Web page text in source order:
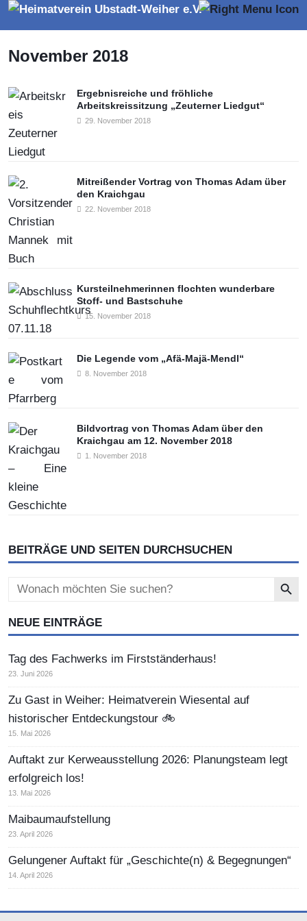
November 2018
Ergebnisreiche und fröhliche
Arbeitskreissitzung „Zeuterner Liedgut“
29. November 2018
Mitreißender Vortrag von Thomas Adam über
den Kraichgau
22. November 2018
Kursteilnehmerinnen flochten wunderbare
Stoff- und Bastschuhe
15. November 2018
Die Legende vom „Afä-Majä-Mendl“
8. November 2018
Bildvortrag von Thomas Adam über den
Kraichgau am 12. November 2018
1. November 2018
BEITRÄGE UND SEITEN DURCHSUCHEN
Search
for:
NEUE EINTRÄGE
Tag des Fachwerks im Firstständerhaus!
23. Juni 2026
Zu Gast in Weiher: Heimatverein Wiesental auf
historischer Entdeckungstour 🚲
15. Mai 2026
Auftakt zur Kerweausstellung 2026: Planungsteam legt
erfolgreich los!
13. Mai 2026
Maibaumaufstellung
23. April 2026
Gelungener Auftakt für „Geschichte(n) & Begegnungen“
14. April 2026